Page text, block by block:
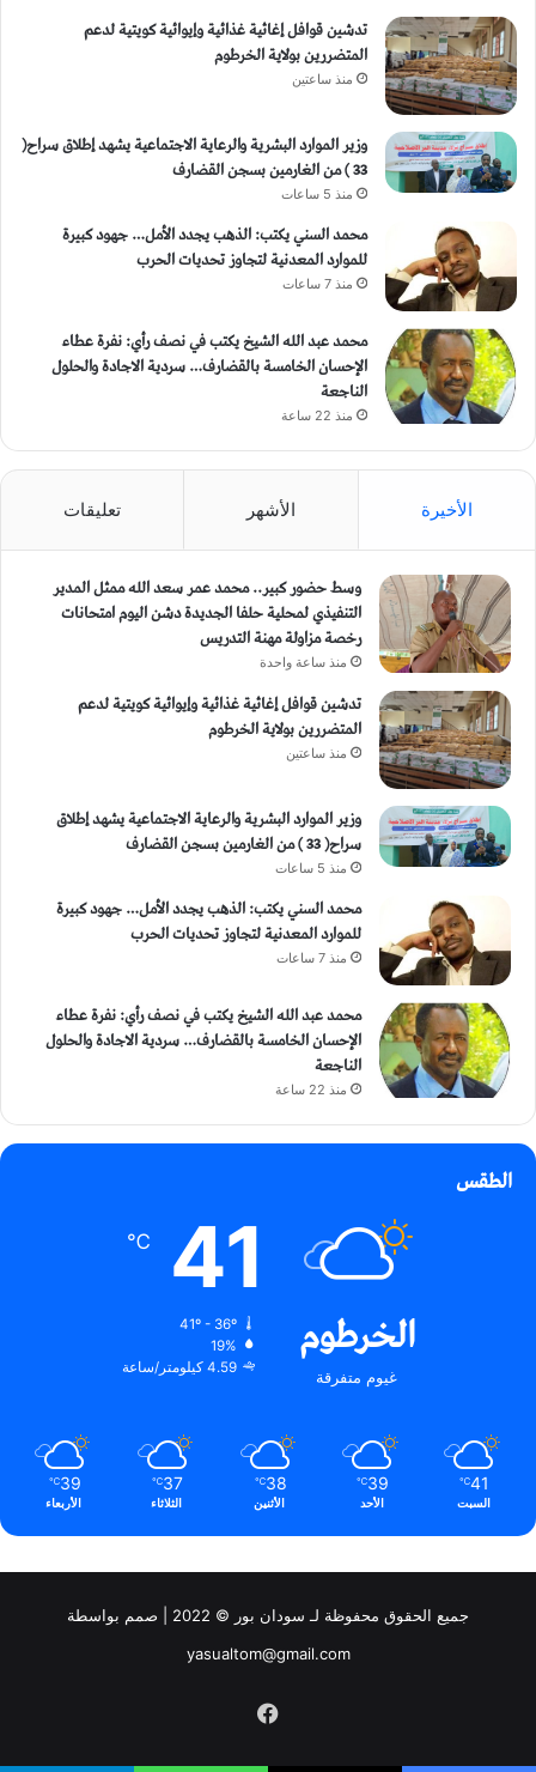
تدشين قوافل إغاثية غذائية وإيوائية كويتية لدعم
المتضررين بولاية الخرطوم
منذ ساعتين
وزير الموارد البشرية والرعاية الاجتماعية يشهد إطلاق سراح(
33 ) من الغارمين بسجن القضارف
منذ 5 ساعات
محمد السني يكتب: الذهب يجدد الأمل… جهود كبيرة
للموارد المعدنية لتجاوز تحديات الحرب
منذ 7 ساعات
محمد عبد الله الشيخ يكتب في نصف رأي: نفرة عطاء
الإحسان الخامسة بالقضارف… سردية الاجادة والحلول
الناجعة
منذ 22 ساعة
الأخيرة الأشهر تعليقات
وسط حضور كبير.. محمد عمر سعد الله ممثل المدير
التنفيذي لمحلية حلفا الجديدة دشن اليوم امتحانات
رخصة مزاولة مهنة التدريس
منذ ساعة واحدة
تدشين قوافل إغاثية غذائية وإيوائية كويتية لدعم
المتضررين بولاية الخرطوم
منذ ساعتين
وزير الموارد البشرية والرعاية الاجتماعية يشهد إطلاق
سراح( 33 ) من الغارمين بسجن القضارف
منذ 5 ساعات
محمد السني يكتب: الذهب يجدد الأمل… جهود كبيرة
للموارد المعدنية لتجاوز تحديات الحرب
منذ 7 ساعات
محمد عبد الله الشيخ يكتب في نصف رأي: نفرة عطاء
الإحسان الخامسة بالقضارف… سردية الاجادة والحلول
الناجعة
منذ 22 ساعة
الطقس
الخرطوم
غيوم متفرقة
41
℃
41º - 36º
19%
4.59 كيلومتر/ساعة
41
℃
السبت
39
℃
الأحد
38
℃
الأثنين
37
℃
الثلاثاء
39
℃
الأربعاء
جميع الحقوق محفوظة لـ سودان بور © 2022 | صمم بواسطة
yasualtom@gmail.com